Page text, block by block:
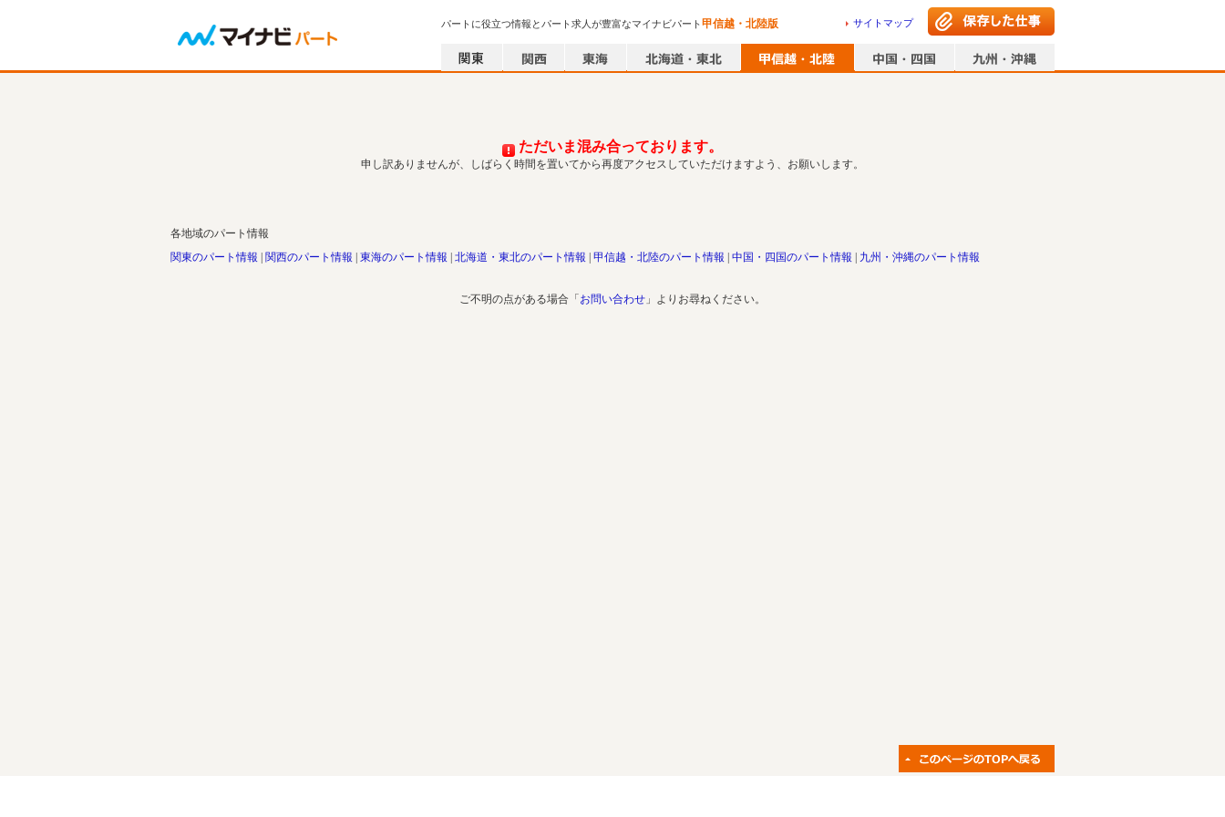
パートに役立つ情報とパート求人が豊富なマイナビパート甲信越・北陸版 サイトマップ
ただいま混み合っております。
申し訳ありませんが、しばらく時間を置いてから再度アクセスしていただけますよう、お願いします。
各地域のパート情報
関東のパート情報
関西のパート情報 東海のパート情報 北海道・東北のパート情報 甲信越・北陸のパート情報 中国・四国のパート情報 九州・沖縄のパート情報
ご不明の点がある場合「 お問い合わせ 」よりお尋ねください。